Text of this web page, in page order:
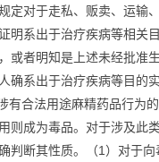
定对于走私、贩卖、运输
系出于治疗疾病等相关
者明知是上述未经批准
确系出于治疗疾病等目的
合法用途麻精药品行为
成为毒品。对于涉及此
判断其性质。（1）对于